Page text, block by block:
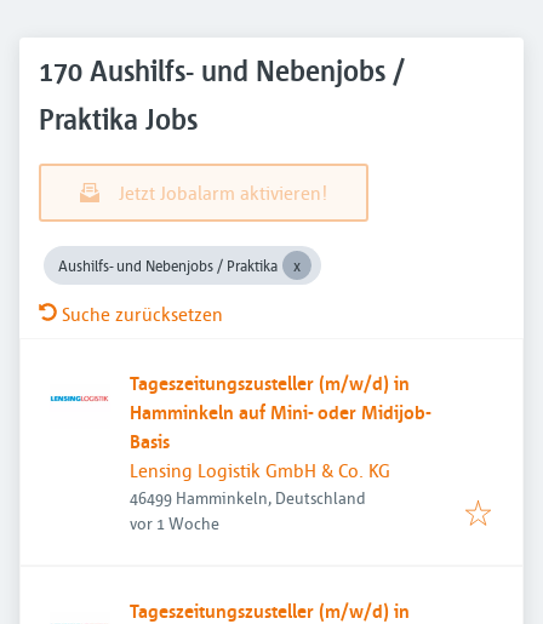
170 Aushilfs- und Nebenjobs /
Praktika Jobs
Jetzt Jobalarm aktivieren!
Aushilfs- und Nebenjobs / Praktika
Suche zurücksetzen
Tageszeitungszusteller (m/w/d) in
Hamminkeln auf Mini- oder Midijob-
Basis
Lensing Logistik GmbH & Co. KG
46499 Hamminkeln, Deutschland
Veröffentlicht
vor 1 Woche
Tageszeitungszusteller (m/w/d) in